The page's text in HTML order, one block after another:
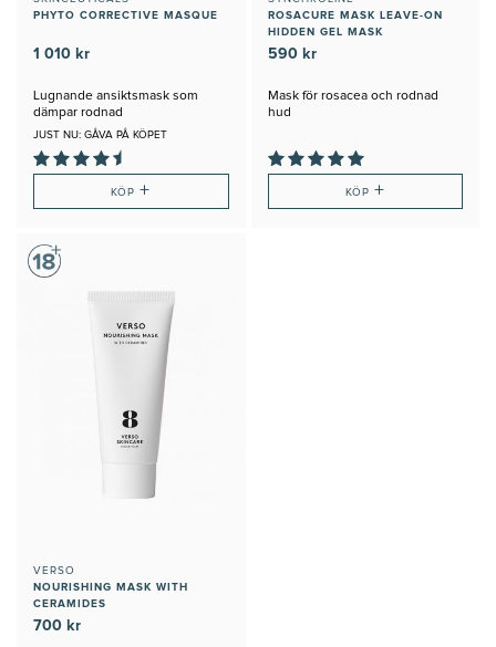
PHYTO CORRECTIVE MASQUE
1 010 kr
Lugnande ansiktsmask som
dämpar rodnad
JUST NU: GÅVA PÅ KÖPET
KÖP+
ROSACURE MASK LEAVE-ON
HIDDEN GEL MASK
590 kr
Mask för rosacea och rodnad
hud
KÖP +
VERSO
NOURISHING MASK WITH
CERAMIDES
700 kr